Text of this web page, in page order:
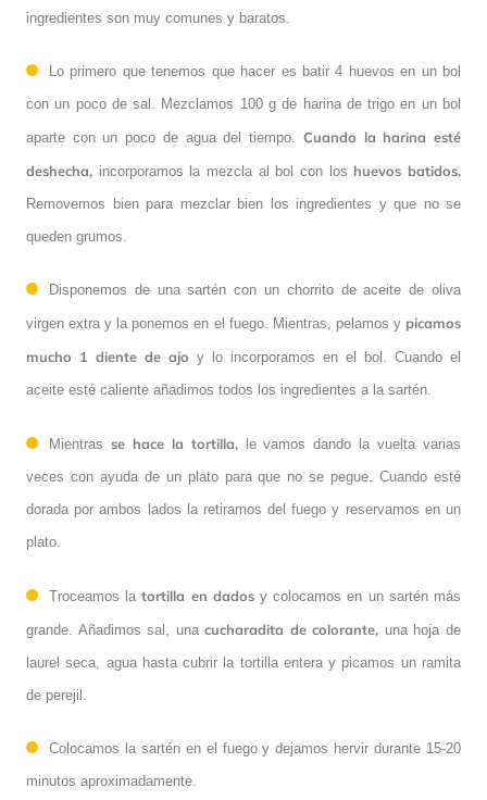
ingredientes son muy comunes y baratos.
Lo primero que tenemos que hacer es batir 4 huevos en un bol
con un poco de sal. Mezclamos 100 g de harina de trigo en un bol
aparte con un poco de agua del tiempo. Cuando la harina esté
deshecha, incorporamos la mezcla al bol con los huevos batidos.
Removemos bien para mezclar bien los ingredientes y que no se
queden grumos.
Disponemos de una sartén con un chorrito de aceite de oliva
virgen extra y la ponemos en el fuego. Mientras, pelamos y picamos
mucho 1 diente de ajo y lo incorporamos en el bol. Cuando el
aceite esté caliente añadimos todos los ingredientes a la sartén.
Mientras se hace la tortilla,le vamos dando la vuelta varias
veces con ayuda de un plato para que no se pegue. Cuando esté
dorada por ambos lados la retiramos del fuego y reservamos en un
plato.
Troceamos la tortilla en dadosy colocamos en un sartén más
grande. Añadimos sal, unacucharadita de colorante, una hoja de
laurel seca, agua hasta cubrir la tortilla entera y picamos un ramita
de perejil.
Colocamos la sartén en el fuego y dejamos hervir durante 15-20
minutos aproximadamente.